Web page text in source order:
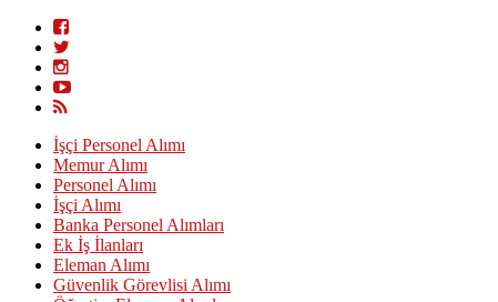
İşçi Personel Alımı
Memur Alımı
Personel Alımı
İşçi Alımı
Banka Personel Alımları
Ek İş İlanları
Eleman Alımı
Güvenlik Görevlisi Alımı